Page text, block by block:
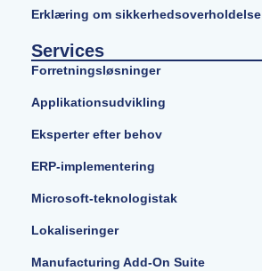
Erklæring om sikkerhedsoverholdelse
Services
Forretningsløsninger
Applikationsudvikling
Eksperter efter behov
ERP-implementering
Microsoft-teknologistak
Lokaliseringer
Manufacturing Add-On Suite